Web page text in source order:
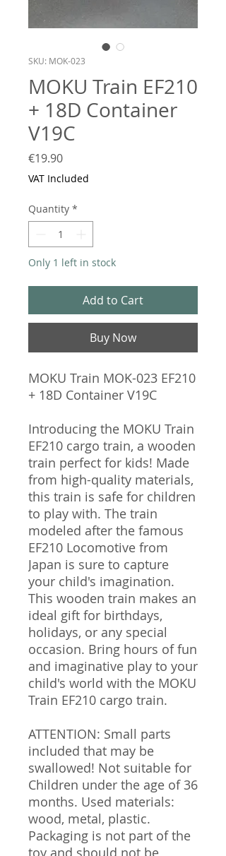
SKU: MOK-023
MOKU Train EF210
+ 18D Container
V19C
€19.90Price
VAT Included
Quantity *
Only 1 left in stock
Add to Cart
Buy Now
MOKU Train MOK-023 EF210
+ 18D Container V19C
Introducing the MOKU Train
EF210 cargo train, a wooden
train perfect for kids! Made
from high-quality materials,
this train is safe for children
to play with. The train
modeled after the famous
EF210 Locomotive from
Japan is sure to capture
your child's imagination.
This wooden train makes an
ideal gift for birthdays,
holidays, or any special
occasion. Bring hours of fun
and imaginative play to your
child's world with the MOKU
Train EF210 cargo train.
ATTENTION: Small parts
included that may be
swallowed! Not suitable for
Children under the age of 36
months. Used materials:
wood, metal, plastic.
Packaging is not part of the
toy and should not be